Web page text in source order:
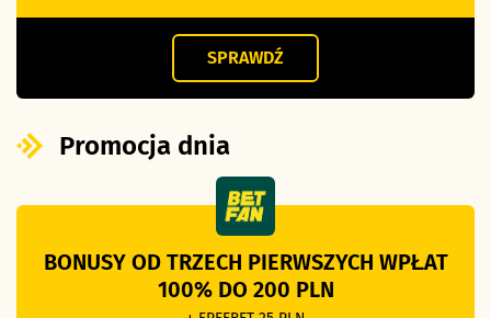
SPRAWDŹ
Promocja dnia
BONUSY OD TRZECH PIERWSZYCH WPŁAT
100% DO 200 PLN